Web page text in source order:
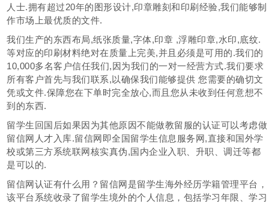
人士.拥有超过20年的图形设计,印章雕刻和印刷经验,我们能够制
作市场上最优质的文件.
我们生产的东西布局,纸张质量,字体,印章 ,浮雕印章,水印,底纹.
等对应的印刷材料绝对在质量上完美,并且必须是可用的.我们的
10,000多名客户信任我们,因为我们的一对一经营方式.我们要求
所有客户首先与我们联系,以确保我们能够提供 您需要的确切文
凭或文件.保障您在下单时完全放心,而且您从未收到任何意想不
到的东西.
留学生回国后如果因为其他原因不能做教留服的认证可以考虑做
留信网人才入库.留信网即全国留学生信息服务网,直接和国外学
校或第三方系统联网核实真伪,国内企业入职、升职、调迁等都
是可以的.
留信网认证有什么用？留信网是留学生海外经历学籍管理平台，
该平台系统收录了留学生境外的个人信息，包括学习年限、学习